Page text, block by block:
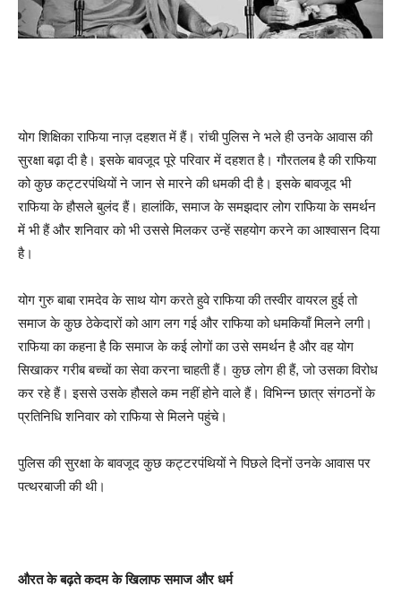
योग शिक्षिका राफिया नाज़ दहशत में हैं। रांची पुलिस ने भले ही उनके आवास की
सुरक्षा बढ़ा दी है। इसके बावजूद पूरे परिवार में दहशत है। गौरतलब है की राफिया
को कुछ कट्टरपंथियों ने जान से मारने की धमकी दी है। इसके बावजूद भी
राफिया के हौसले बुलंद हैं। हालांकि, समाज के समझदार लोग राफिया के समर्थन
में भी हैं और शनिवार को भी उससे मिलकर उन्हें सहयोग करने का आश्वासन दिया
है।
योग गुरु बाबा रामदेव के साथ योग करते हुवे राफिया की तस्वीर वायरल हुई तो
समाज के कुछ ठेकेदारों को आग लग गई और राफिया को धमकियाँ मिलने लगी।
राफिया का कहना है कि समाज के कई लोगों का उसे समर्थन है और वह योग
सिखाकर गरीब बच्चों का सेवा करना चाहती हैं। कुछ लोग ही हैं, जो उसका विरोध
कर रहे हैं। इससे उसके हौसले कम नहीं होने वाले हैं। विभिन्न छात्र संगठनों के
प्रतिनिधि शनिवार को राफिया से मिलने पहुंचे।
पुलिस की सुरक्षा के बावजूद कुछ कट्टरपंथियों ने पिछले दिनों उनके आवास पर
पत्थरबाजी की थी।
औरत के बढ़ते कदम के खिलाफ समाज और धर्म